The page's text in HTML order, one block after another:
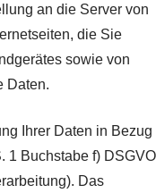
an die Server von
die Sie
sowie von
Daten.
Ihrer Daten in Bezug
1 Buchstabe f) DSGVO
Das